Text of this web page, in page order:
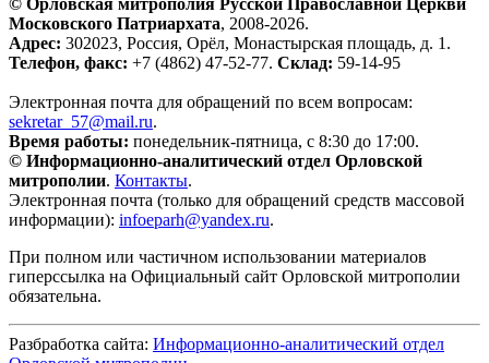
Московского Патриархата, 2008-2026.
Адрес: 302023, Россия, Орёл, Монастырская площадь, д. 1.
Телефон, факс: +7 (4862) 47-52-77. Склад: 59-14-95
Электронная почта для обращений по всем вопросам:
sekretar_57@mail.ru.
Время работы: понедельник-пятница, с 8:30 до 17:00.
© Информационно-аналитический отдел Орловской
митрополии. Контакты.
Электронная почта (только для обращений средств массовой
информации): infoeparh@yandex.ru.
При полном или частичном использовании материалов
гиперссылка на Официальный сайт Орловской митрополии
обязательна.
Разбработка сайта: Информационно-аналитический отдел